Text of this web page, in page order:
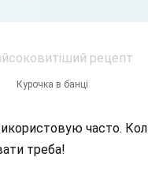
Курочка в банці
часто.
треба!